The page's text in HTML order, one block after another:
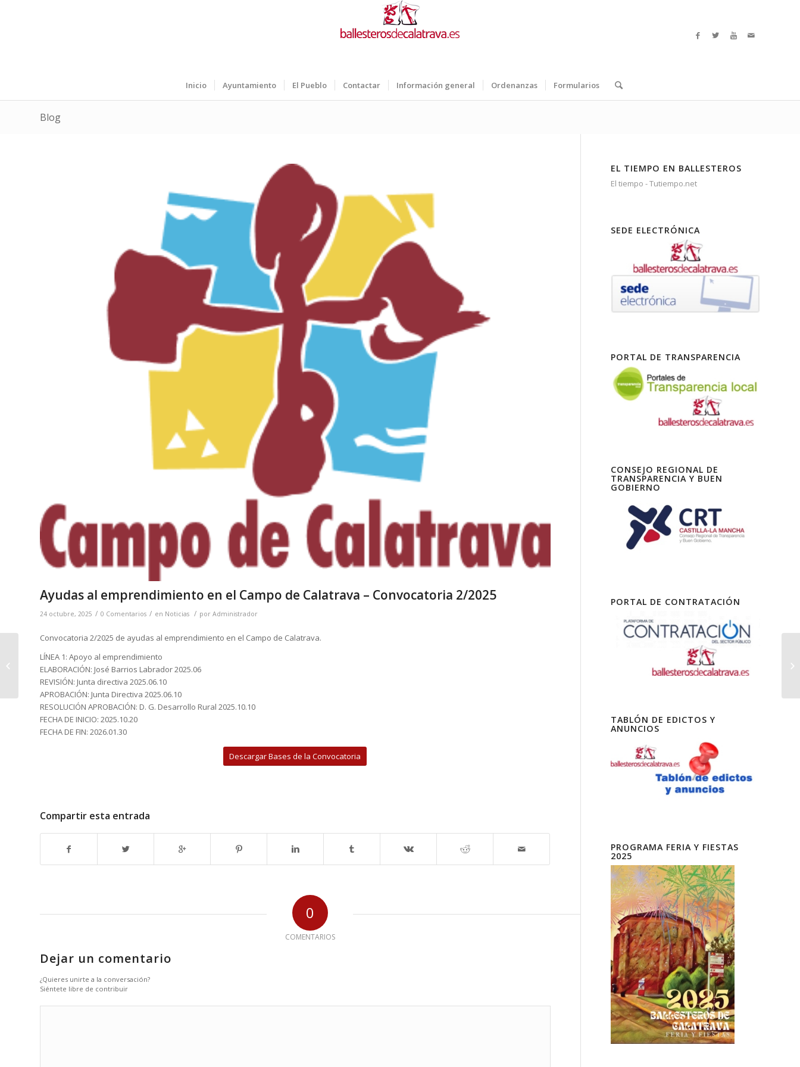
Inicio Ayuntamiento El Pueblo Contactar Información general Ordenanzas Formularios
Blog
Ayudas al emprendimiento en el Campo de Calatrava – Convocatoria 2/2025
24 octubre, 2025 / 0 Comentarios / en Noticias / por Administrador
Convocatoria 2/2025 de ayudas al emprendimiento en el Campo de Calatrava.
LÍNEA 1: Apoyo al emprendimiento
ELABORACIÓN: José Barrios Labrador 2025.06
REVISIÓN: Junta directiva 2025.06.10
APROBACIÓN: Junta Directiva 2025.06.10
RESOLUCIÓN APROBACIÓN: D. G. Desarrollo Rural 2025.10.10
FECHA DE INICIO: 2025.10.20
FECHA DE FIN: 2026.01.30
Descargar Bases de la Convocatoria
Compartir esta entrada
0
COMENTARIOS
Dejar un comentario
¿Quieres unirte a la conversación?
Siéntete libre de contribuir
EL TIEMPO EN BALLESTEROS
El tiempo - Tutiempo.net
SEDE ELECTRÓNICA
PORTAL DE TRANSPARENCIA
CONSEJO REGIONAL DE
TRANSPARENCIA Y BUEN
GOBIERNO
PORTAL DE CONTRATACIÓN
TABLÓN DE EDICTOS Y
ANUNCIOS
PROGRAMA FERIA Y FIESTAS
2025
Programa Feria y
Fiestas 2025